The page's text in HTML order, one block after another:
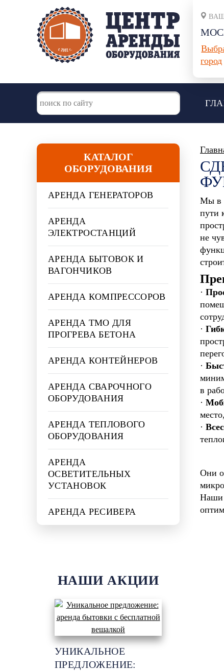
город
КАТАЛОГ
ОБОРУДОВАНИЯ
АРЕНДА ГЕНЕРАТОРОВ
АРЕНДА
ЭЛЕКТРОСТАНЦИЙ
АРЕНДА БЫТОВОК И
ВАГОНЧИКОВ
АРЕНДА КОМПРЕССОРОВ
АРЕНДА ТМО ДЛЯ
ПРОГРЕВА БЕТОНА
АРЕНДА КОНТЕЙНЕРОВ
АРЕНДА СВАРОЧНОГО
ОБОРУДОВАНИЯ
АРЕНДА ТЕПЛОВОГО
ОБОРУДОВАНИЯ
АРЕНДА
ОСВЕТИТЕЛЬНЫХ
УСТАНОВОК
АРЕНДА РЕСИВЕРА
НАШИ АКЦИИ
УНИКАЛЬНОЕ
ПРЕДЛОЖЕНИЕ:
Мы в
пути
не
·
·
·
в
·
·
Они
Наши